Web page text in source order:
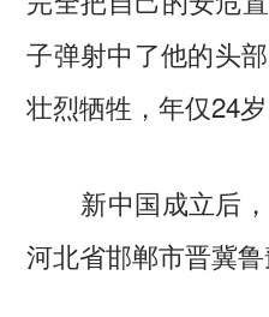
子弹射中了他的头
壮烈牺牲，年仅24岁
新中国成立后，
河北省邯郸市晋冀鲁